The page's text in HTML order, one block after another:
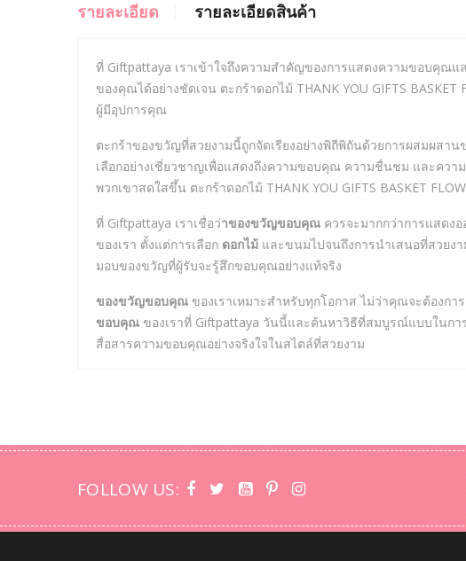
รายละเอียด รายละเอียดสินค้า
ที่ Giftpattaya เราเข้าใจถึงความสำคัญของการแสดงความขอบคุณ
ของคุณได้อย่างชัดเจน ตะกร้าดอกไม้ THANK YOU GIFTS
ผู้มีอุปการคุณ
ตะกร้าของขวัญที่สวยงามนี้ถูกจัดเรียงอย่างพิถีพิถันด้วยการผสมผสาน
เลือกอย่างเชี่ยวชาญเพื่อแสดงถึงความขอบคุณ ความชื่นชม และคว
พวกเขาสดใสขึ้น ตะกร้าดอกไม้ THANK YOU GIFTS BASKET
ที่ Giftpattaya เราเชื่อว่าของขวัญขอบคุณ ควรจะมากกว่าการแสดง
ของเรา ตั้งแต่การเลือก ดอกไม้ และขนมไปจนถึงการนำเสนอที่สวยงา
มอบของขวัญที่ผู้รับจะรู้สึกขอบคุณอย่างแท้จริง
ของขวัญขอบคุณ ของเราเหมาะสำหรับทุกโอกาส ไม่ว่าคุณจะต้องก
ขอบคุณ ของเราที่ Giftpattaya วันนี้และค้นหาวิธีที่สมบูรณ์แบบในกา
สื่อสารความขอบคุณอย่างจริงใจในสไตล์ที่สวยงาม
FOLLOW US: